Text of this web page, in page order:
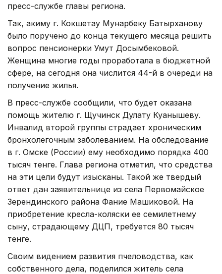
пресс-службе главы региона.
Так, акиму г. Кокшетау Мунарбеку Батырханову
было поручено до конца текущего месяца решить
вопрос пенсионерки Умут Досымбековой.
Женщина многие годы проработала в бюджетной
сфере, на сегодня она числится 44-й в очереди на
получение жилья.
В пресс-службе сообщили, что будет оказана
помощь жителю г. Щучинск Дулату Куанышеву.
Инвалид второй группы страдает хроническим
бронхолегочным заболеванием. На обследование
в г. Омске (России) ему необходимо порядка 400
тысяч тенге. Глава региона отметил, что средства
на эти цели будут изысканы. Такой же твердый
ответ дан заявительнице из села Первомайское
Зерендинского района Фание Машиковой. На
приобретение кресла-коляски ее семилетнему
сыну, страдающему ДЦП, требуется 80 тысяч
тенге.
Своим видением развития пчеловодства, как
собственного дела, поделился житель села